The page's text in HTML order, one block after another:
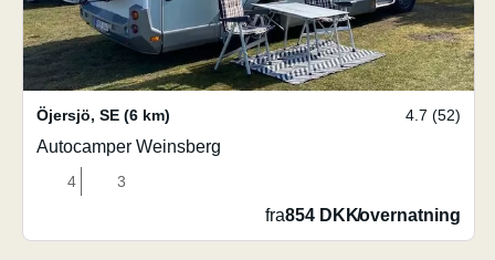
Öjersjö, SE (6 km) 4.7 (52)
Autocamper Weinsberg
4 3
fra854 DKK/overnatning